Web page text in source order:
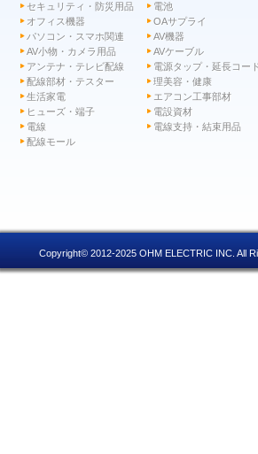
セキュリティ・防災用品
電池
オフィス機器
OAサプライ
パソコン・スマホ関連
AV機器
AV小物・カメラ用品
AVケーブル
アンテナ・テレビ配線
電源タップ・延長コー
配線部材・テスター
理美容・健康
生活家電
エアコン工事部材
ヒューズ・端子
電設資材
電線
電線支持・結束用品
配線モール
Copyright© 2012-2025 OHM ELECTRIC INC. All